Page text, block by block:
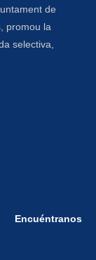
de
promou la
selectiva,
Encuéntranos